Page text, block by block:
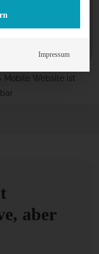
Mobile Website ist
aber
Impressum